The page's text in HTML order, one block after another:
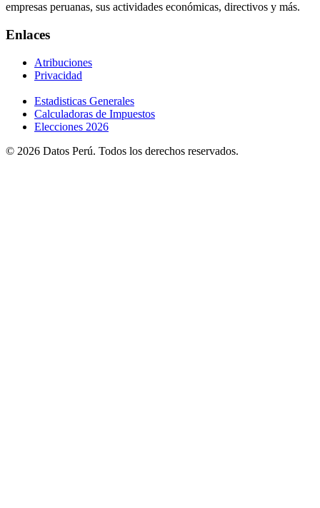
empresas peruanas, sus actividades económicas, directivos y más.
Enlaces
Atribuciones
Privacidad
Estadisticas Generales
Calculadoras de Impuestos
Elecciones 2026
© 2026 Datos Perú. Todos los derechos reservados.